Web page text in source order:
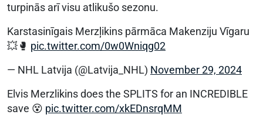
turpinās arī visu atlikušo sezonu.
Karstasinīgais Merzļikins pārmāca Makenziju Vīgaru
💥🥊 pic.twitter.com/0w0Wniqg02
— NHL Latvija (@Latvija_NHL) November 29, 2024
Elvis Merzlikins does the SPLITS for an INCREDIBLE
save 😵 pic.twitter.com/xkEDnsrqMM